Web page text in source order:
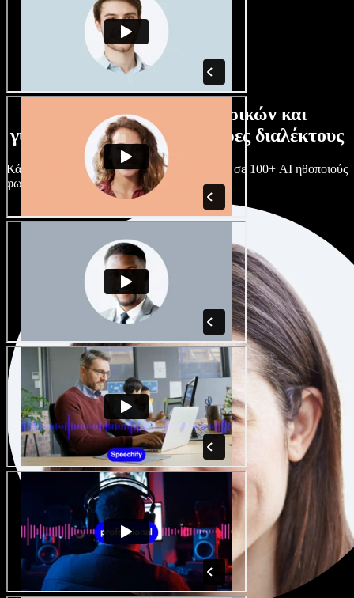
Τεράστια συλλογή ανδρικών και
γυναικείων φωνών με άπειρες διαλέκτους
Κάθε έργο είναι μοναδικό. Διάλεξε ανάμεσα σε 100+ AI ηθοποιούς
φωνής & διαλέκτους και κάν’ τους όπως θες.